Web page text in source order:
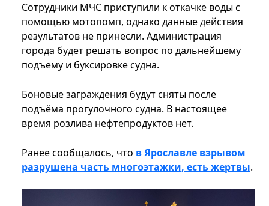
Сотрудники МЧС приступили к откачке воды с
помощью мотопомп, однако данные действия
результатов не принесли. Администрация
города будет решать вопрос по дальнейшему
подъему и буксировке судна.
Боновые заграждения будут сняты после
подъёма прогулочного судна. В настоящее
время розлива нефтепродуктов нет.
Ранее сообщалось, что в Ярославле взрывом
разрушена часть многоэтажки, есть жертвы.